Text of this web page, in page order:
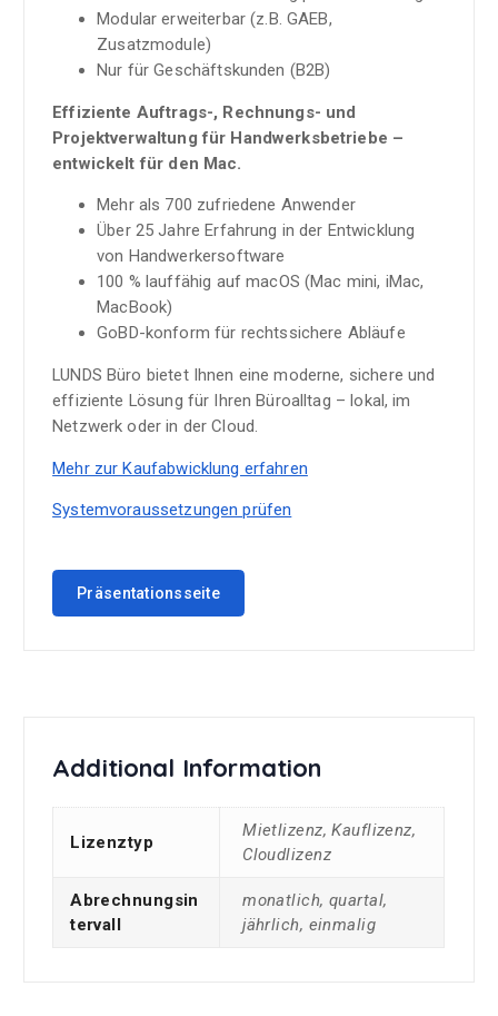
Modular erweiterbar (z.B. GAEB,
Zusatzmodule)
Nur für Geschäftskunden (B2B)
Effiziente Auftrags-, Rechnungs- und
Projektverwaltung für Handwerksbetriebe –
entwickelt für den Mac.
Mehr als 700 zufriedene Anwender
Über 25 Jahre Erfahrung in der Entwicklung
von Handwerkersoftware
100 % lauffähig auf macOS (Mac mini, iMac,
MacBook)
GoBD-konform für rechtssichere Abläufe
LUNDS Büro bietet Ihnen eine moderne, sichere und
effiziente Lösung für Ihren Büroalltag – lokal, im
Netzwerk oder in der Cloud.
Mehr zur Kaufabwicklung erfahren
Systemvoraussetzungen prüfen
Präsentationsseite
Additional Information
Lizenztyp
Mietlizenz, Kauflizenz,
Cloudlizenz
Abrechnungsin
Tervall
monatlich, quartal,
jährlich, einmalig